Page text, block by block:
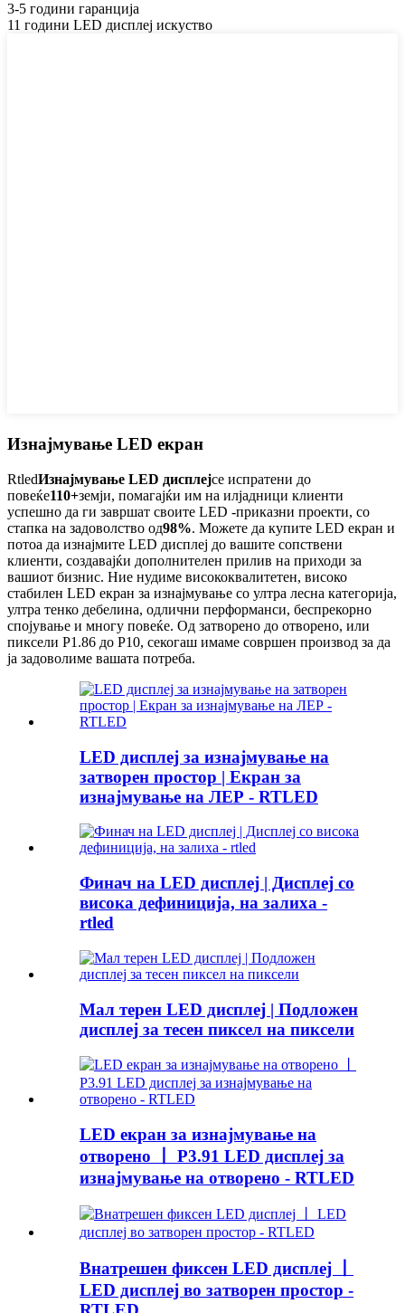
3-5 години гаранција
11 години LED дисплеј искуство
Изнајмување LED екран
RtledИзнајмување LED дисплејсе испратени до
повеќе110+земји, помагајќи им на илјадници клиенти
успешно да ги завршат своите LED -приказни проекти, со
стапка на задоволство од98%. Можете да купите LED екран и
потоа да изнајмите LED дисплеј до вашите сопствени
клиенти, создавајќи дополнителен прилив на приходи за
вашиот бизнис. Ние нудиме висококвалитетен, високо
стабилен LED екран за изнајмување со ултра лесна категорија,
ултра тенко дебелина, одлични перформанси, беспрекорно
спојување и многу повеќе. Од затворено до отворено, или
пиксели P1.86 до P10, секогаш имаме совршен производ за да
ја задоволиме вашата потреба.
LED дисплеј за изнајмување на
затворен простор | Екран за
изнајмување на ЛЕР - RTLED
Финач на LED дисплеј | Дисплеј со
висока дефиниција, на залиха -
rtled
Мал терен LED дисплеј | Подложен
дисплеј за тесен пиксел на пиксели
LED екран за изнајмување на
отворено 丨 P3.91 LED дисплеј за
изнајмување на отворено - RTLED
Внатрешен фиксен LED дисплеј 丨
LED дисплеј во затворен простор -